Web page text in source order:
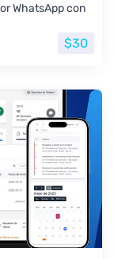
WhatsApp con
$30